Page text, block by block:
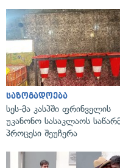
გადახედვა
საზოგადოება
სეს-მა კასპში ფრინველის
უკანონო სასაკლაოს
პროცესი შეუჩერა